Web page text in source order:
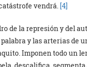
vendrá. [4]
de la represión y del
y las arterias de
Imponen todo un